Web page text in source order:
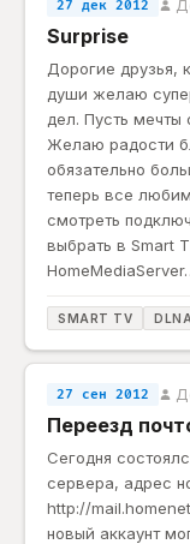
27 дек 2012
Surprise
Дорогие друзья,
души желаю
дел. Пусть мечты
Желаю радости
обязательно
теперь все
смотреть
выбрать в Smart
SMART TV DLNA
27 сен 2012
Переезд
Сегодня
сервера, адрес
http://
новый аккаунт